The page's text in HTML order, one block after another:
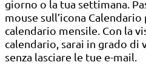
giorno o la tua settimana.
mouse sull’icona
calendario mensile. Con la
calendario, sarai in grado
senza lasciare le tue e-mail.